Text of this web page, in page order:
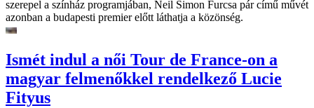
szerepel a színház programjában, Neil Simon Furcsa pár című művét
azonban a budapesti premier előtt láthatja a közönség.
Ismét indul a női Tour de France-on a
magyar felmenőkkel rendelkező Lucie
Fityus